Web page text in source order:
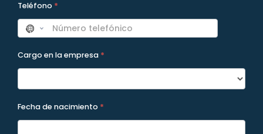
Teléfono *
Cargo en la empresa *
Fecha de nacimiento *